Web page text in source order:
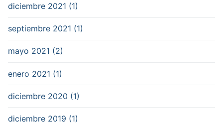
diciembre 2021 (1)
septiembre 2021 (1)
mayo 2021 (2)
enero 2021 (1)
diciembre 2020 (1)
diciembre 2019 (1)